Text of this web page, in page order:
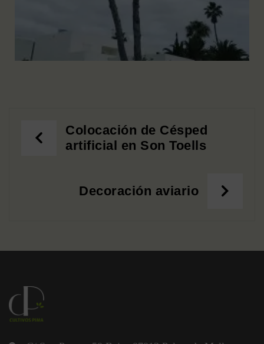
Colocación de Césped
artificial en Son Toells
Decoración aviario